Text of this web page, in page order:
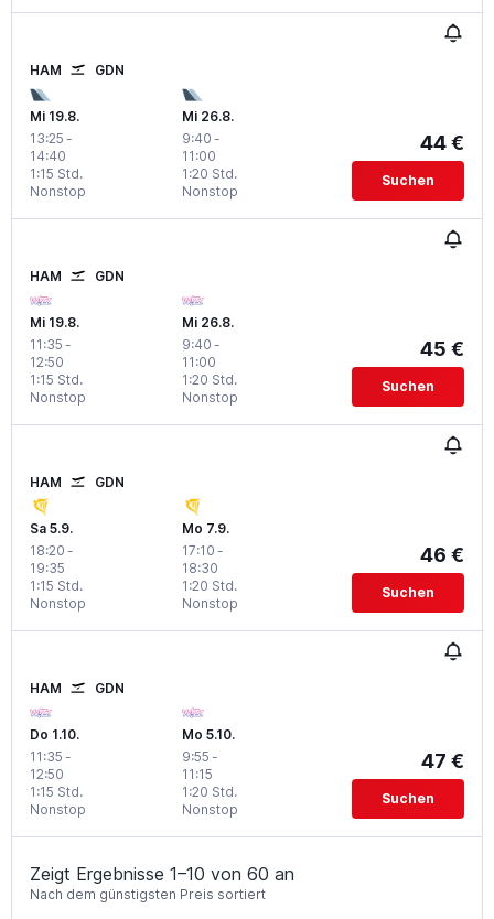
HAM GDN
Mi 19.8.
13:25 -
14:40
Nonstop
1:15 Std.
Mi 26.8.
9:40 -
11:00
Nonstop
1:20 Std.
44 €
Suchen
HAM GDN
Mi 19.8.
11:35 -
12:50
Nonstop
1:15 Std.
Mi 26.8.
9:40 -
11:00
Nonstop
1:20 Std.
45 €
Suchen
HAM GDN
Sa 5.9.
18:20 -
19:35
Nonstop
1:15 Std.
Mo 7.9.
17:10 -
18:30
Nonstop
1:20 Std.
46 €
Suchen
HAM GDN
Do 1.10.
11:35 -
12:50
Nonstop
1:15 Std.
Mo 5.10.
9:55 -
11:15
Nonstop
1:20 Std.
47 €
Suchen
Zeigt Ergebnisse 1–10 von 60 an
Nach dem günstigsten Preis sortiert